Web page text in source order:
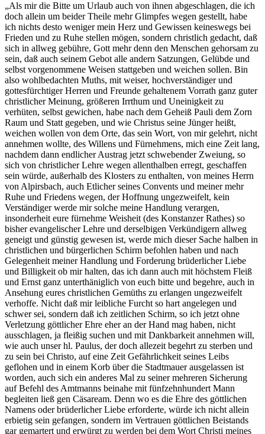
„Als mir die Bitte um Urlaub auch von ihnen abgeschlagen, die ich
doch allein um beider Theile mehr Glimpfes wegen gestellt, habe
ich nichts desto weniger mein Herz und Gewissen keineswegs bei
Frieden und zu Ruhe stellen mögen, sondern christlich gedacht, daß
sich in allweg gebühre, Gott mehr denn den Menschen gehorsam zu
sein, daß auch seinem Gebot alle andern Satzungen, Gelübde und
selbst vorgenommene Weisen stattgeben und weichen sollen. Bin
also wohlbedachten Muths, mit weiser, hochverständiger und
gottesfürchtiger Herren und Freunde gehaltenem Vorrath ganz guter
christlicher Meinung, größeren Irrthum und Uneinigkeit zu
verhüten, selbst gewichen, habe nach dem Geheiß Pauli dem Zorn
Raum und Statt gegeben, und wie Christus seine Jünger heißt,
weichen wollen von dem Orte, das sein Wort, von mir gelehrt, nicht
annehmen wollte, des Willens und Fürnehmens, mich eine Zeit lang,
nachdem dann endlicher Austrag jetzt schwebender Zweiung, so
sich von christlicher Lehre wegen allenthalben erregt, geschaffen
sein würde, außerhalb des Klosters zu enthalten, von meines Herrn
von Alpirsbach, auch Etlicher seines Convents und meiner mehr
Ruhe und Friedens wegen, der Hoffnung ungezweifelt, kein
Verständiger werde mir solche meine Handlung verargen,
insonderheit eure fürnehme Weisheit (des Konstanzer Rathes) so
bisher evangelischer Lehre und derselbigen Verkündigern allweg
geneigt und günstig gewesen ist, werde mich dieser Sache halben in
christlichen und bürgerlichen Schirm befohlen haben und nach
Gelegenheit meiner Handlung und Forderung brüderlicher Liebe
und Billigkeit ob mir halten, das ich dann auch mit höchstem Fleiß
und Ernst ganz unterthäniglich von euch bitte und begehre, auch in
Ansehung eures christlichen Gemüths zu erlangen ungezweifelt
verhoffe. Nicht daß mir leibliche Furcht so hart angelegen und
schwer sei, sondern daß ich zeitlichen Schirm, so ich jetzt ohne
Verletzung göttlicher Ehre eher an der Hand mag haben, nicht
ausschlagen, ja fleißig suchen und mit Dankbarkeit annehmen will,
wie auch unser hl. Paulus, der doch allezeit begehrt zu sterben und
zu sein bei Christo, auf eine Zeit Gefährlichkeit seines Leibs
geflohen und in einem Korb über die Stadtmauer ausgelassen ist
worden, auch sich ein anderes Mal zu seiner mehreren Sicherung
auf Befehl des Amtmanns beinahe mit fünfzehnhundert Mann
begleiten ließ gen Cäsaream. Denn wo es die Ehre des göttlichen
Namens oder brüderlicher Liebe erforderte, würde ich nicht allein
erbietig sein gefangen, sondern im Vertrauen göttlichen Beistands
gar gemartert und erwürgt zu werden bei dem Wort Christi meines